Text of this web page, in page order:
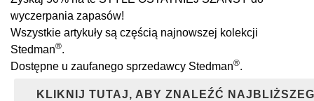
wyczerpania zapasów!
Wszystkie artykuły są częścią najnowszej kolekcji
Stedman®.
Dostępne u zaufanego sprzedawcy Stedman®.
KLIKNIJ TUTAJ, ABY ZNALEŹĆ